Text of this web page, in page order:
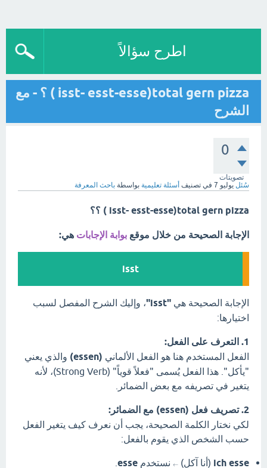
اطرح سؤالاً
isst- esst-esse)total gern pizza ) ؟ - مع
الشرح
0
تصويتات
سُئل يوليو 7 في تصنيف أسئلة تعليمية بواسطة باحث المعرفة
isst- esst-esse)total gern pizza ) ؟؟
الإجابة الصحيحة من خلال موقع بوابة الإجابات هي:
isst
الإجابة الصحيحة هي "isst"
، وإليك الشرح المفصل لسبب
اختيارها:
1. التعرف على الفعل:
الفعل المستخدم هنا هو الفعل الألماني (essen)
والذي يعني
"يأكل". هذا الفعل يُسمى "فعلاً قوياً" (Strong Verb)، لأنه
يتغير في تصريفه مع بعض الضمائر.
2. تصريف فعل (essen) مع الضمائر:
لكي نختار الكلمة الصحيحة، يجب أن نعرف كيف يتغير الفعل
حسب الشخص الذي يقوم بالفعل:
ich esse (أنا آكل) نستخدمesse